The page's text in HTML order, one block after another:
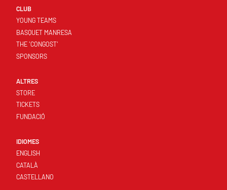
CLUB
YOUNG TEAMS
BASQUET MANRESA
THE 'CONGOST'
SPONSORS
ALTRES
STORE
TICKETS
FUNDACIÓ
IDIOMES
ENGLISH
CATALÀ
CASTELLANO